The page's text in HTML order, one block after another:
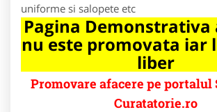
uniforme si salopete etc
Pagina Demonstrativa
nu este promovata iar
liber
Promovare afacere pe portalul
Curatatorie.ro